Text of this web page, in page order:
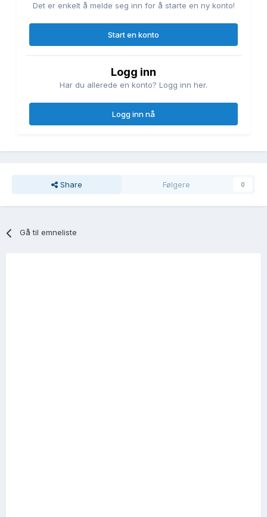
Det er enkelt å melde seg inn for å starte en ny konto!
Start en konto
Logg inn
Har du allerede en konto? Logg inn her.
Logg inn nå
Share Følgere 0
Gå til emneliste